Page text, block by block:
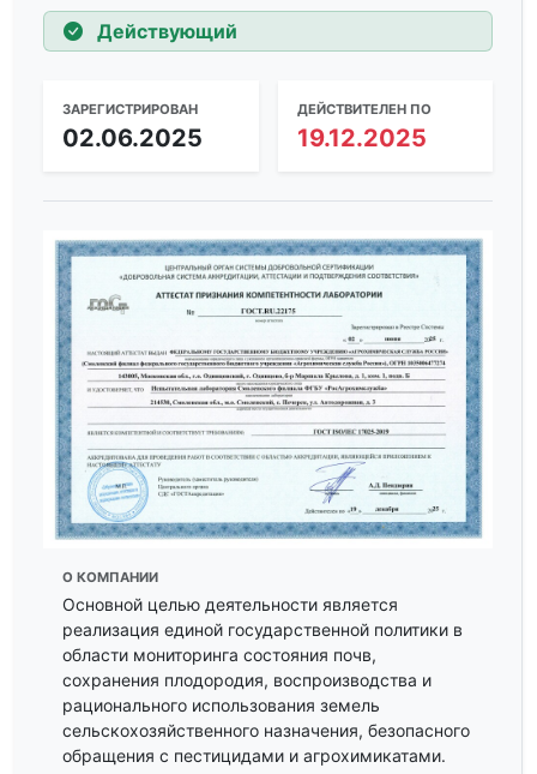
Действующий
ЗАРЕГИСТРИРОВАН
02.06.2025
ДЕЙСТВИТЕЛЕН ПО
19.12.2025
О КОМПАНИИ
Основной целью деятельности является
реализация единой государственной политики в
области мониторинга состояния почв,
сохранения плодородия, воспроизводства и
рационального использования земель
сельскохозяйственного назначения, безопасного
обращения с пестицидами и агрохимикатами.